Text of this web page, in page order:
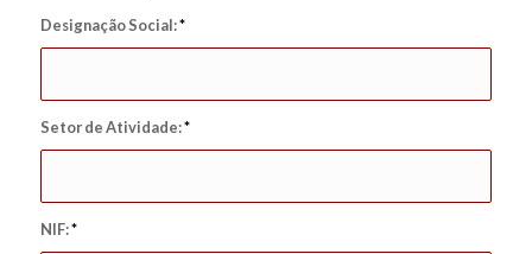
Designação Social:*
Setor de Atividade:*
NIF:*